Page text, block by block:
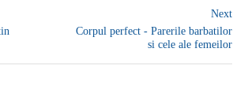
Next
Corpul perfect - Parerile barbatilor
si cele ale femeilor